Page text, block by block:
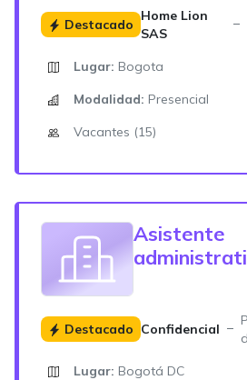
Destacado
Home Lion
SAS
Lugar: Bogota
Modalidad: Presencial
Vacantes (15)
Asistente
Destacado Confidencial
Lugar: Bogotá DC